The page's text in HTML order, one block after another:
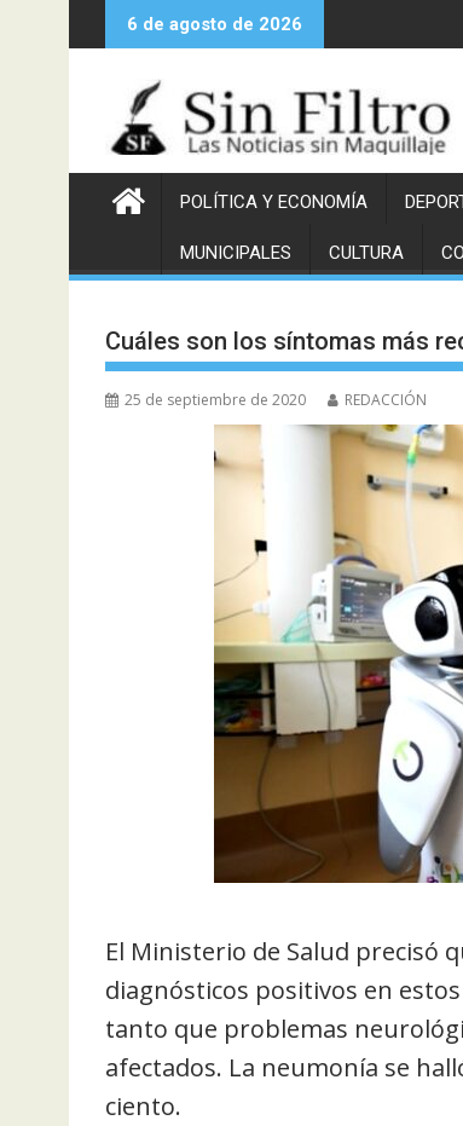
al
6 de agosto de 2026
POLÍTICA Y ECONOMÍA
MUNICIPALES CULTURA
Cuáles son los síntomas más
25 de septiembre de 2020 REDACCIÓN
El Ministerio de Salud precisó
diagnósticos positivos en
tanto que problemas
afectados. La neumonía se
ciento.